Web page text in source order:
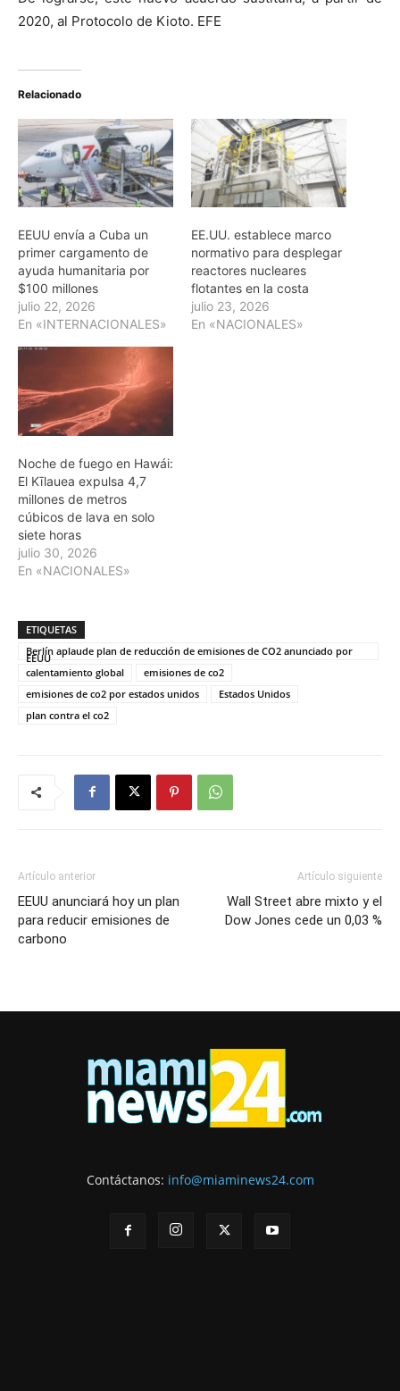
2020, al Protocolo de Kioto. EFE
Relacionado
EEUU envía a Cuba un
primer cargamento de
ayuda humanitaria por
$100 millones
julio 22, 2026
En «INTERNACIONALES»
EE.UU. establece marco
normativo para desplegar
reactores nucleares
flotantes en la costa
julio 23, 2026
En «NACIONALES»
Noche de fuego en Hawái:
El Kīlauea expulsa 4,7
millones de metros
cúbicos de lava en solo
siete horas
julio 30, 2026
En «NACIONALES»
ETIQUETAS
Berlín aplaude plan de reducción de emisiones de CO2 anunciado por
EEUU
calentamiento global
emisiones de co2
emisiones de co2 por estados unidos
Estados Unidos
plan contra el co2
Artículo anterior
EEUU anunciará hoy un plan
para reducir emisiones de
carbono
Artículo siguiente
Wall Street abre mixto y el
Dow Jones cede un 0,03 %
Contáctanos: info@miaminews24.com